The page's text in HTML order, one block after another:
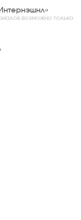
возможно только